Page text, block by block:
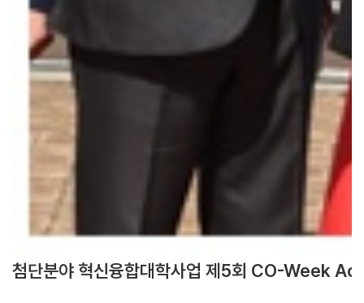
첨단분야 혁신융합대학사업 제5회 CO-Week